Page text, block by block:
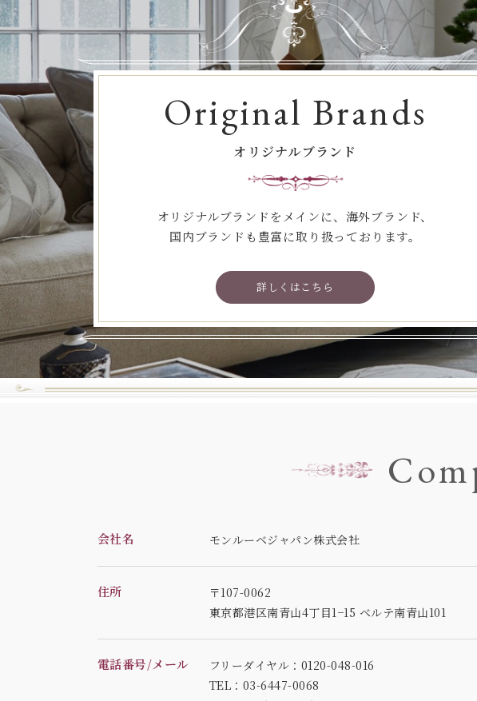
Original Brands
オリジナルブランド
オリジナルブランドをメインに、海外ブランド、
国内ブランドも豊富に取り扱っております。
詳しくはこちら
会社名 モンルーベジャパン株式会社
住所
〒107-0062
東京都港区南青山4丁目1−15 ベルテ南青山101
電話番号/メール
フリーダイヤル：0120-048-016
TEL：03-6447-0068